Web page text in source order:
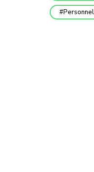
Personnel